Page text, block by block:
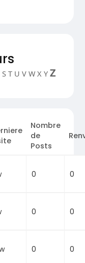
S T U V WX Y Z
Nombre
de
Posts
0 0
0 0
0 0